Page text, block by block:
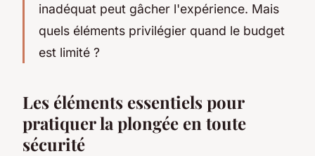
inadéquat peut gâcher l'expérience. Mais
quels éléments privilégier quand le budget
est limité ?
Les éléments essentiels pour
pratiquer la plongée en toute
sécurité